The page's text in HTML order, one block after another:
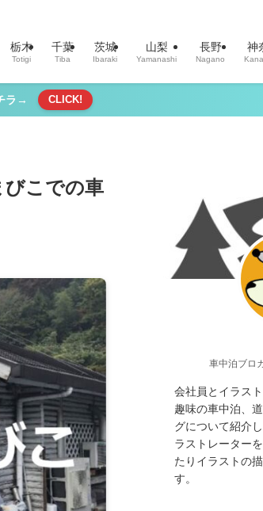
栃木
Totigi
千葉
Tiba
茨城
Ibaraki
山梨
Yamanashi
長野
Nagano
神
ラ→ CLICK!
びこでの車
車中泊ブロ
会社員とイラス
趣味の車中泊、
グについて紹介
ラストレーター
たりイラストの
す。